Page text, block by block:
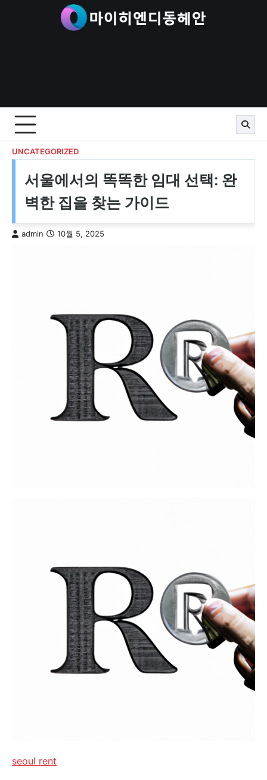
UNCATEGORIZED
서울에서의 똑똑한 임대 선택: 완
벽한 집을 찾는 가이드
admin 10월 5, 2025
seoul rent